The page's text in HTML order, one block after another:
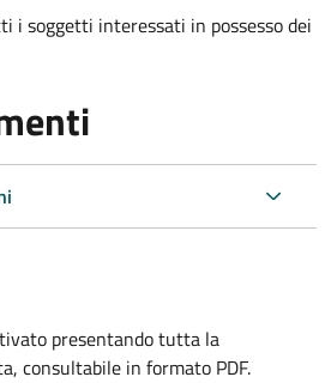
i soggetti interessati in possesso dei
presentando tutta la
consultabile in formato PDF.